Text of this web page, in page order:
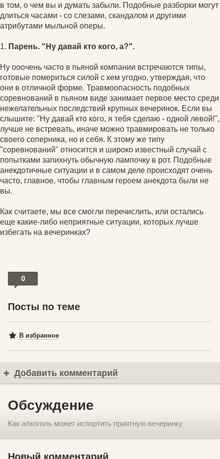
в том, о чем вы и думать забыли. Подобные разборки могут
длиться часами - со слезами, скандалом и другими
атрибутами мыльной оперы.
1. Парень. "Ну давай кто кого, а?".
Ну ооочень часто в пьяной компании встречаются типы,
готовые помериться силой с кем угодно, утверждая, что
они в отличной форме. Травмоопасность подобных
соревнований в пьяном виде занимает первое место среди
нежелательных последствий крупных вечеринок. Если вы
слышите: "Ну давай кто кого, я тебя сделаю - одной левой!",
лучше не встревать, иначе можно травмировать не только
своего соперника, но и себя. К этому же типу
"соревнований" относится и широко известный случай с
попытками запихнуть обычную лампочку в рот. Подобные
анекдотичные ситуации и в самом деле происходят очень
часто, главное, чтобы главным героем анекдота были не
вы.
Как считаете, мы все смогли перечислить, или остались
еще какие-либо неприятные ситуации, которых лучше
избегать на вечеринках?
0
Посты по теме
В избранное
Добавить комментарий
Обсуждение
Как алкоголь может испортить приятную вечеринку
Новый комментарий